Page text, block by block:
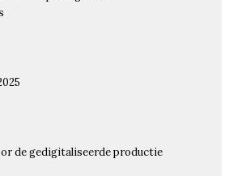
de gedigitaliseerde productie